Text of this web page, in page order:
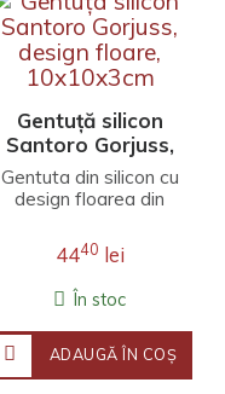
Gentuță silicon
Santoro Gorjuss,
design floare,
10x10x3cm
Gentuta din silicon cu
design floarea din
Gorjuss este ideala
pentru a pastra in si..
4440 lei
În stoc
ADAUGĂ ÎN COŞ